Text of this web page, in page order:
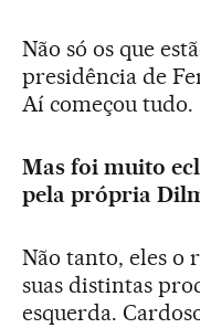
Não só os que
presidência de
Aí começou tudo.
Mas foi muito
pela própria
Não tanto, eles o
suas distintas
esquerda.